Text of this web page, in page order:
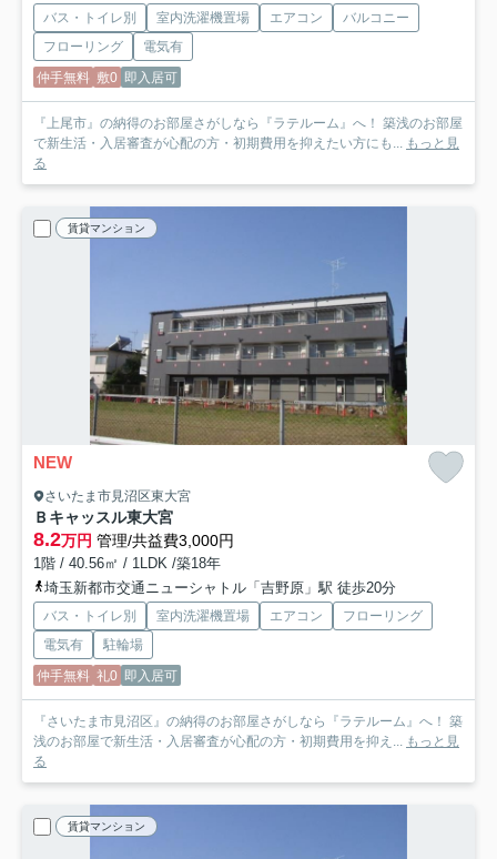
バス・トイレ別 室内洗濯機置場 エアコン
バルコニー
フローリング
電気有
仲手無料 敷0 即入居可
『上尾市』の納得のお部屋さがしなら『ラテルーム』へ！ 築浅のお部屋
で新生活・入居審査が心配の方・初期費用を抑えたい方にも... もっと見
る
賃貸マンション
NEW
さいたま市見沼区東大宮
Ｂキャッスル東大宮
8.2万円 管理/共益費3,000円
1階 / 40.56㎡ / 1LDK /築18年
埼玉新都市交通ニューシャトル「吉野原」駅 徒歩20分
バス・トイレ別 室内洗濯機置場 エアコン
フローリング
電気有
駐輪場
仲手無料 礼0 即入居可
『さいたま市見沼区』の納得のお部屋さがしなら『ラテルーム』へ！ 築
浅のお部屋で新生活・入居審査が心配の方・初期費用を抑え... もっと見
る
賃貸マンション